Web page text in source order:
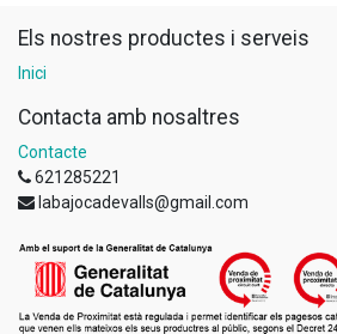
Els nostres productes i serveis
Inici
Contacta amb nosaltres
Contacte
621285221
labajocadevalls@gmail.com